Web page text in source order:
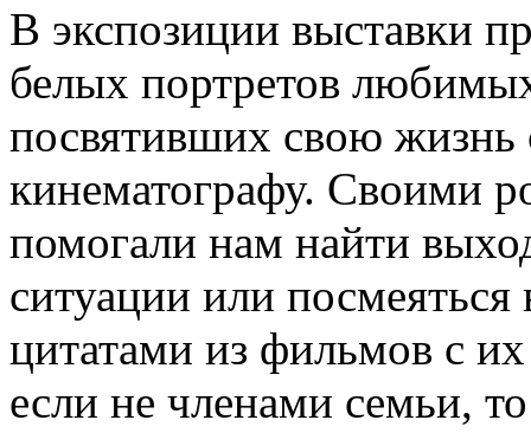
В экспозиции выставки
белых портретов
посвятивших свою жизнь
кинематографу. Своими
помогали нам найти
ситуации или
цитатами из фильмов с
если не членами семьи,